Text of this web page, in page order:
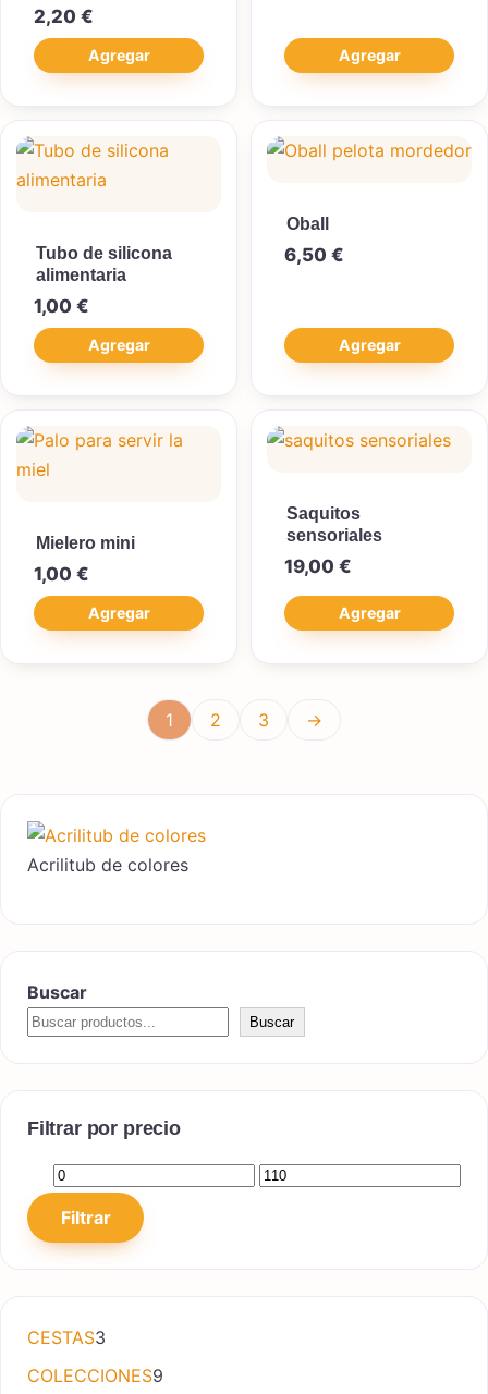
2,20 €
Agregar Agregar
Tubo de silicona
alimentaria
1,00 €
Agregar
Oball
6,50 €
Agregar
Mielero mini
1,00 €
Agregar
Saquitos
sensoriales
19,00 €
Agregar
1 2 3 →
Acrilitub de colores
Buscar
Buscar
Filtrar por precio
Precio mínimo Precio máximo
Filtrar
CESTAS3
COLECCIONES9